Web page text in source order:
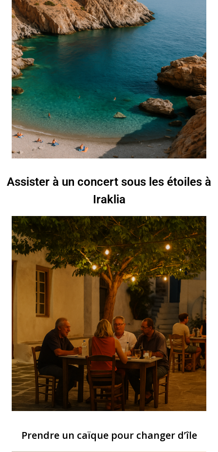
Assister à un concert sous les étoiles à
Iraklia
Prendre un caïque pour changer d’île